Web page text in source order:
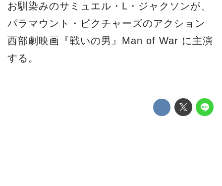
お馴染みのサミュエル・L・ジャクソンが、
パラマウント・ピクチャーズのアクション
西部劇映画『戦いの男』Man of War に主演
する。